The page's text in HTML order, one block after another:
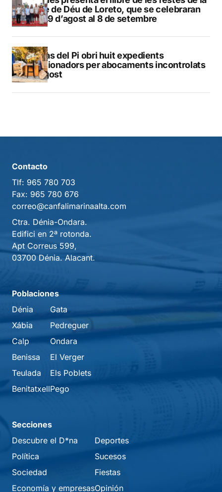
Mare de Déu de Loreto, que se celebraran
del 29 d’agost al 8 de setembre
L’Alfàs del Pi obri huit expedients
sancionadors per abocaments incontrolats
a l’agost
Contacto
Tlf: 965 780 703
Fax: 965 780 676
correo@canfalimarinaalta.com
Ctra. Dénia-Ondara.
Edifici en 2ª rotonda.
Apt Correus 599,
03700 Dénia. Alacant.
Poblaciones
Dénia
Xábia
Calp
Benissa
Teulada
Benitatxell
Gata
Pedreguer
Ondara
El Verger
Els Poblets
Pego
Secciones
Descubre el D*na
Política
Sociedad
Economía y empresas
Deportes
Sucesos
Fiestas
Opinión